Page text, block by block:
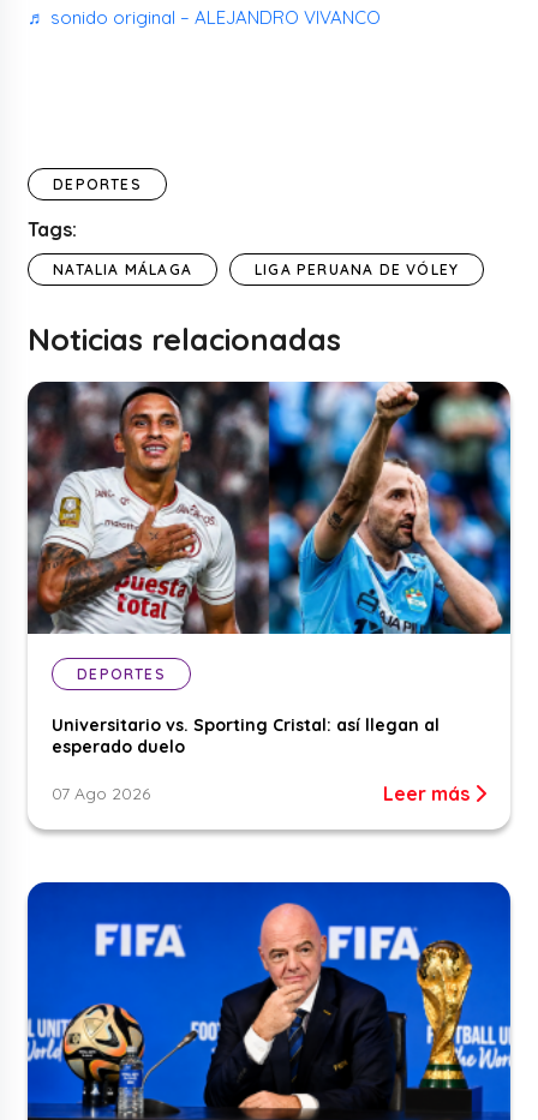
♬ sonido original – ALEJANDRO VIVANCO
DEPORTES
Tags:
NATALIA MÁLAGA LIGA PERUANA DE VÓLEY
Noticias relacionadas
DEPORTES
Universitario vs. Sporting Cristal: así llegan al
esperado duelo
07 Ago 2026 Leer más